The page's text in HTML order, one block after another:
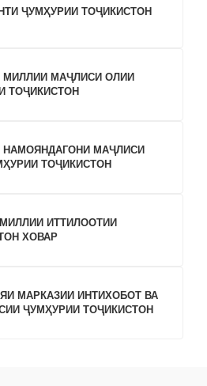
ҶУМҲУРИИ ТОҶИКИСТОН
МИЛЛИИ МАҶЛИСИ ОЛИИ
ТОҶИКИСТОН
НАМОЯНДАГОНИ МАҶЛИСИ
ТОҶИКИСТОН
ИТТИЛООТИИ
ХОВАР
МАРКАЗИИ ИНТИХОБОТ ВА
ҶУМҲУРИИ ТОҶИКИСТОН